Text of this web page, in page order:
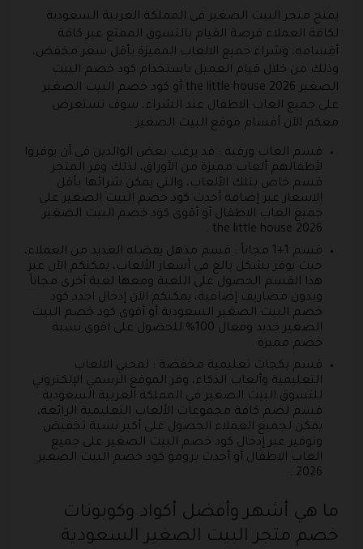
يمنح متجر البيت الصغير في المملكة العربية السعودية
لكافة العملاء فرصة القيام بالتسوق الممتع عبر كافة
أقسامه، وشراء جميع الالعاب المميزة بأقل سعر مخفض،
وذلك من خلال قيام العميل باستخدام كود خصم البيت
الصغير the little house 2026 أو كود خصم البيت الصغير
على جميع العاب الاطفال عند الشراء، سوف نستعرض
معكم الآن أقسام موقع البيت الصغير :
قسم العاب ورقية : قد يرغب بعض الوالدين في أن يوفروا
لأطفالهم ألعاب مميزة من الأوراق، لذلك وفر المتجر
قسم خاص بتلك الألعاب، والتي يمكن شرائها بأقل
الاسعار عبر إضافة أحدث كود خصم البيت الصغير على
جميع العاب الاطفال أو أقوى كود خصم البيت الصغير
the little house 2026 .
قسم 1+1 مجاناً : قسم مذهل يفضله العديد من العملاء،
حيث يوفر بشكل بالغ في أسعار الألعاب، يمكنكم الآن عبر
هذا القسم الحصول على اللعبة ومعها لعبة أخرى مجاناً
وبدون مصاريف إضافية، يمكنكم الآن إدخال اجدد كود
خصم البيت الصغير السعودية أو أقوى كود خصم البيت
الصغير جديد وفعال 100% للحصول على اقوى نسبة
خصم مميزة .
قسم بكجات تعليمية مخفضة : لمحبي الالعاب
التعليمية وألعاب الذكاء، وفر الموقع الرسمي الإلكتروني
للتسوق البيت الصغير في المملكة العربية السعودية
قسم لضم كافة مجموعات الألعاب التعليمية الرائعة،
يمكن لجميع العملاء الحصول على أكبر نسبة تخفيض
وتوفير عبر إدخال كود خصم البيت الصغير على جميع
العاب الاطفال أو أحدث برومو كود خصم البيت الصغير
2026 .
ما هي أشهر وأفضل أكواد وكوبونات
خصم متجر البيت الصغير السعودية